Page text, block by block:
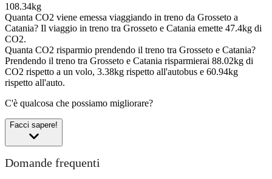
108.34kg
Quanta CO2 viene emessa viaggiando in treno da Grosseto a
Catania? Il viaggio in treno tra Grosseto e Catania emette 47.4kg di
CO2.
Quanta CO2 risparmio prendendo il treno tra Grosseto e Catania?
Prendendo il treno tra Grosseto e Catania risparmierai 88.02kg di
CO2 rispetto a un volo, 3.38kg rispetto all'autobus e 60.94kg
rispetto all'auto.
C'è qualcosa che possiamo migliorare?
Facci sapere!
Domande frequenti